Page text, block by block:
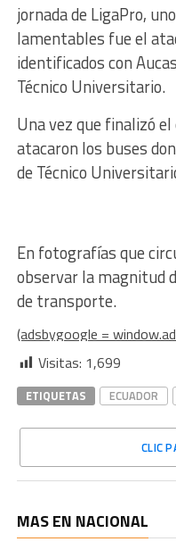
jornada de LigaPro,
lamentables fue el
identificados con
Técnico Universitario.
Una vez que finalizó
atacaron los buses
de Técnico
En fotografías que
observar la magnitud
de transporte.
(adsbygoogle =
Visitas: 1,699
ETIQUETAS ECUADOR
CLIC
MAS EN NACIONAL